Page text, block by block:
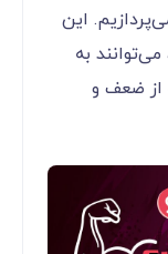
این
به
از ضعف و